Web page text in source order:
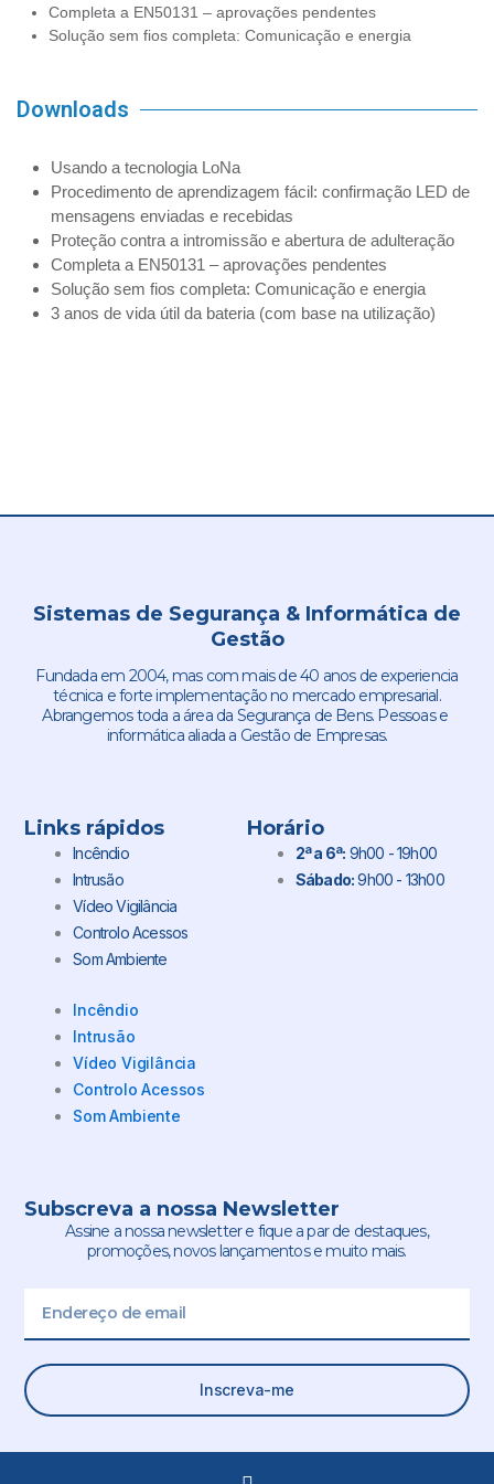
Completa a EN50131 – aprovações pendentes
Solução sem fios completa: Comunicação e energia
Downloads
Usando a tecnologia LoNa
Procedimento de aprendizagem fácil: confirmação LED de
mensagens enviadas e recebidas
Proteção contra a intromissão e abertura de adulteração
Completa a EN50131 – aprovações pendentes
Solução sem fios completa: Comunicação e energia
3 anos de vida útil da bateria (com base na utilização)
Sistemas de Segurança & Informática de
Gestão
Fundada em 2004, mas com mais de 40 anos de experiencia
técnica e forte implementação no mercado empresarial.
Abrangemos toda a área da Segurança de Bens. Pessoas e
informática aliada a Gestão de Empresas.
Links rápidos
Incêndio
Intrusão
Vídeo Vigilância
Controlo Acessos
Som Ambiente
Incêndio
Intrusão
Vídeo Vigilância
Controlo Acessos
Som Ambiente
Horário
2ª a 6ª: 9h00 - 19h00
Sábado:9h00 - 13h00
Subscreva a nossa Newsletter
Assine a nossa newsletter e fique a par de destaques,
promoções, novos lançamentos e muito mais.
Inscreva-me